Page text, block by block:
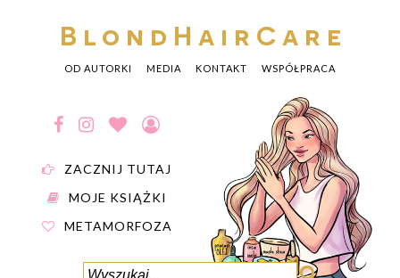
BlondHairCare
OD AUTORKI MEDIA KONTAKT WSPÓŁPRACA
ZACZNIJ TUTAJ
MOJE KSIĄŻKI
METAMORFOZA